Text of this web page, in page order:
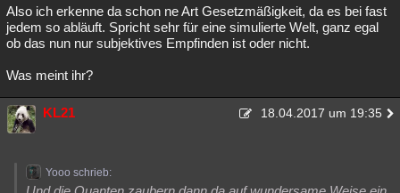
Also ich erkenne da schon ne Art Gesetzmäßigkeit, da es bei fast
jedem so abläuft. Spricht sehr für eine simulierte Welt, ganz egal
ob das nun nur subjektives Empfinden ist oder nicht.
Was meint ihr?
KL21 18.04.2017 um 19:35
Yooo schrieb: